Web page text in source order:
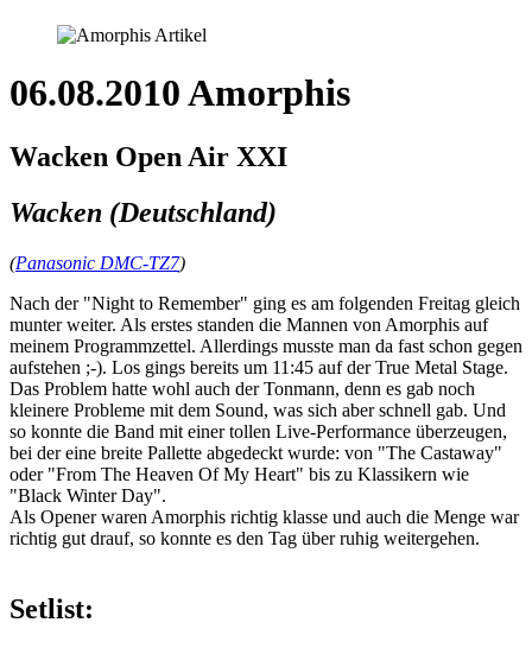
06.08.2010 Amorphis
Wacken Open Air XXI
Wacken (Deutschland)
(Panasonic DMC-TZ7)
Nach der "Night to Remember" ging es am folgenden Freitag gleich
munter weiter. Als erstes standen die Mannen von Amorphis auf
meinem Programmzettel. Allerdings musste man da fast schon gegen
aufstehen ;-). Los gings bereits um 11:45 auf der True Metal Stage.
Das Problem hatte wohl auch der Tonmann, denn es gab noch
kleinere Probleme mit dem Sound, was sich aber schnell gab. Und
so konnte die Band mit einer tollen Live-Performance überzeugen,
bei der eine breite Pallette abgedeckt wurde: von "The Castaway"
oder "From The Heaven Of My Heart" bis zu Klassikern wie
"Black Winter Day".
Als Opener waren Amorphis richtig klasse und auch die Menge war
richtig gut drauf, so konnte es den Tag über ruhig weitergehen.
Setlist: